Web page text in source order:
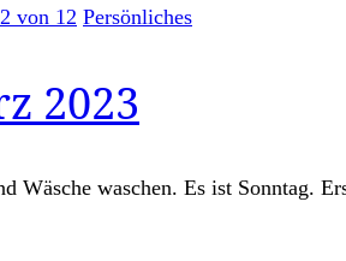
von 12 Persönliches
2023
Wäsche waschen. Es ist Sonntag.